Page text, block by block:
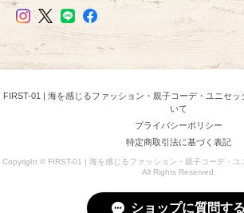
FIRST-01 | 海を感じるファッション・親子コーデ・ユニセ
いて
プライバシーポリシー
特定商取引法に基づく表記
Copyright © FIRST-01 | 海を感じるファッション・親子コーデ・ユ
All Rights Reserved.
ショップに質問する